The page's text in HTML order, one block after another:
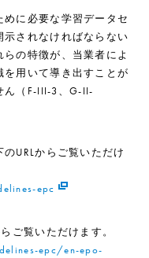
に必要な学習データセ
されなければならない
の特徴が、当業者によ
用いて導き出すことが
ん（F-III-3、G-II-
URLからご覧いただけ
epc
ご覧いただけます。
epc/en-epo-